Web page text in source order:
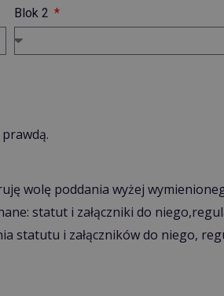
Blok 2
wolę poddania wyżej
statut i załączniki do
statutu i załączników do niego,